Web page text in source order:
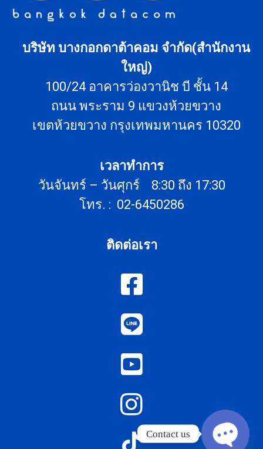
บริษัท บางกอกดาต้าคอม จำกัด(สำนักงาน
ใหญ่)
100/24 อาคารว่องวานิช บี ชั้น 14
ถนน พระราม 9 แขวงห้วยขวาง
เขตห้วยขวาง กรุงเทพมหานคร 10320
เวลาทำการ
วันจันทร์ – วันศุกร์ 8:30 ถึง 17:30
โทร. : 02-6450286
ติดต่อเรา
Contact us